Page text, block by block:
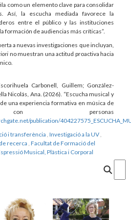
como un elemento clave para consolidar
Así, la escucha mediada favorece la
entre el público y las instituciones
formación de audiencias más críticas”.
a nuevas investigaciones que incluyan,
no muestran una actitud proactiva hacia
Carbonell, Guillem; González-
Nicolás, Ana. (2026). “Escucha musical y
una experiencia formativa en música de
personas
publication/
i transferència Investigació a la UV
recerca Facultat de Formació del
Musical, Plàstica i Corporal